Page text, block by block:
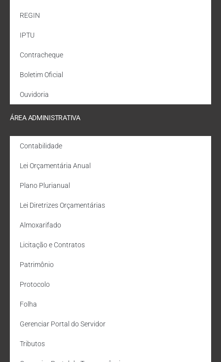
REGIN
IPTU
Contracheque
Boletim Oficial
Ouvidoria
ÁREA ADMINISTRATIVA
Contabilidade
Lei Orçamentária Anual
Plano Plurianual
Lei Diretrizes Orçamentárias
Almoxarifado
Licitação e Contratos
Patrimônio
Protocolo
Folha
Gerenciar Portal do Servidor
Tributos